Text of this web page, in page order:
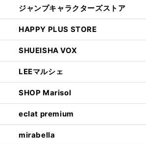
ジャンプキャラクターズストア
HAPPY PLUS STORE
SHUEISHA VOX
LEEマルシェ
SHOP Marisol
eclat premium
mirabella